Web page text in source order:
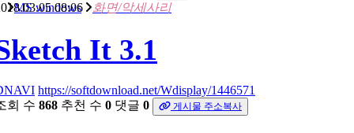
MS windows 화면/악세사리
08:06
It 3.1
https://softdownload.net/Wdisplay/1446571
회 수 868 추천 수 0 댓글 0 게시물 주소복사